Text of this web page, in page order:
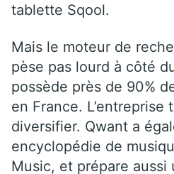
tablette Sqool.
Mais le moteur de
pèse pas lourd à côté
possède près de 90%
en France. L’entreprise
diversifier. Qwant a
encyclopédie de
Music, et prépare aussi